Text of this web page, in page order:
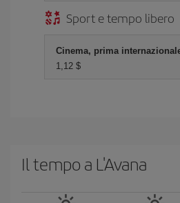
Sport e tempo libero
Cinema, prima
1,12 $
Il tempo a L'Avana